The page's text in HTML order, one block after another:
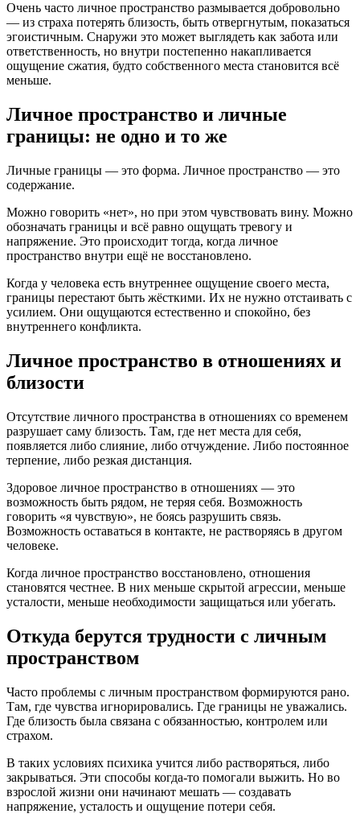
Очень часто личное пространство размывается добровольно
— из страха потерять близость, быть отвергнутым, показаться
эгоистичным. Снаружи это может выглядеть как забота или
ответственность, но внутри постепенно накапливается
ощущение сжатия, будто собственного места становится всё
меньше.
Личное пространство и личные
границы: не одно и то же
Личные границы — это форма. Личное пространство — это
содержание.
Можно говорить «нет», но при этом чувствовать вину. Можно
обозначать границы и всё равно ощущать тревогу и
напряжение. Это происходит тогда, когда личное
пространство внутри ещё не восстановлено.
Когда у человека есть внутреннее ощущение своего места,
границы перестают быть жёсткими. Их не нужно отстаивать с
усилием. Они ощущаются естественно и спокойно, без
внутреннего конфликта.
Личное пространство в отношениях и
близости
Отсутствие личного пространства в отношениях со временем
разрушает саму близость. Там, где нет места для себя,
появляется либо слияние, либо отчуждение. Либо постоянное
терпение, либо резкая дистанция.
Здоровое личное пространство в отношениях — это
возможность быть рядом, не теряя себя. Возможность
говорить «я чувствую», не боясь разрушить связь.
Возможность оставаться в контакте, не растворяясь в другом
человеке.
Когда личное пространство восстановлено, отношения
становятся честнее. В них меньше скрытой агрессии, меньше
усталости, меньше необходимости защищаться или убегать.
Откуда берутся трудности с личным
пространством
Часто проблемы с личным пространством формируются рано.
Там, где чувства игнорировались. Где границы не уважались.
Где близость была связана с обязанностью, контролем или
страхом.
В таких условиях психика учится либо растворяться, либо
закрываться. Эти способы когда-то помогали выжить. Но во
взрослой жизни они начинают мешать — создавать
напряжение, усталость и ощущение потери себя.